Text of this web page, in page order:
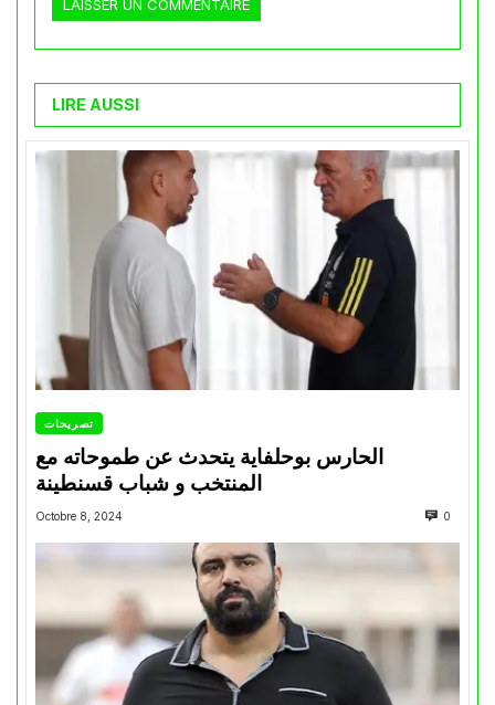
LIRE AUSSI
تصريحات
الحارس بوحلفاية يتحدث عن طموحاته مع
المنتخب و شباب قسنطينة
Octobre 8, 2024 0